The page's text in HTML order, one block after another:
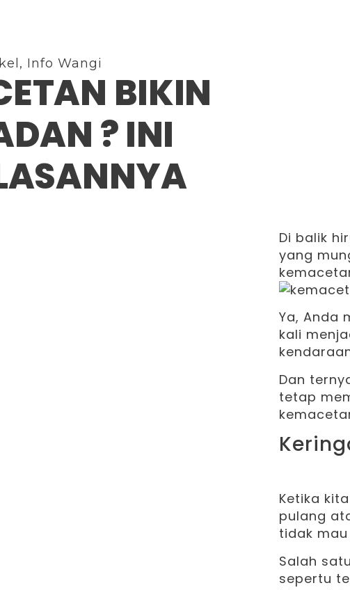
, Info Wangi
BIKIN
? INI
Di balik
yang
Ya, Anda
kali
Dan
tetap
Ketika
pulang
tidak
Salah
sepertu